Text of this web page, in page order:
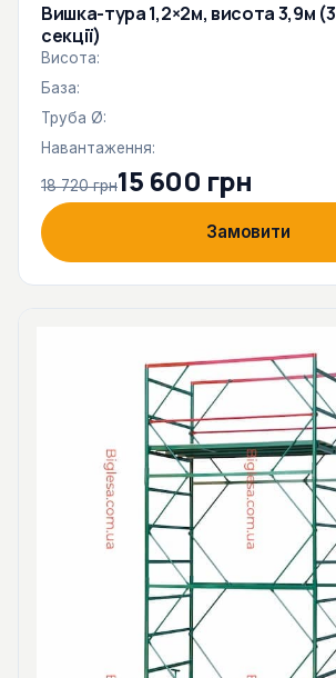
Вишка-тура 1,2×2м, висота 3,9м (3
секції)
Висота:
База:
Труба Ø:
Навантаження:
18 720 грн15 600 грн
Замовити